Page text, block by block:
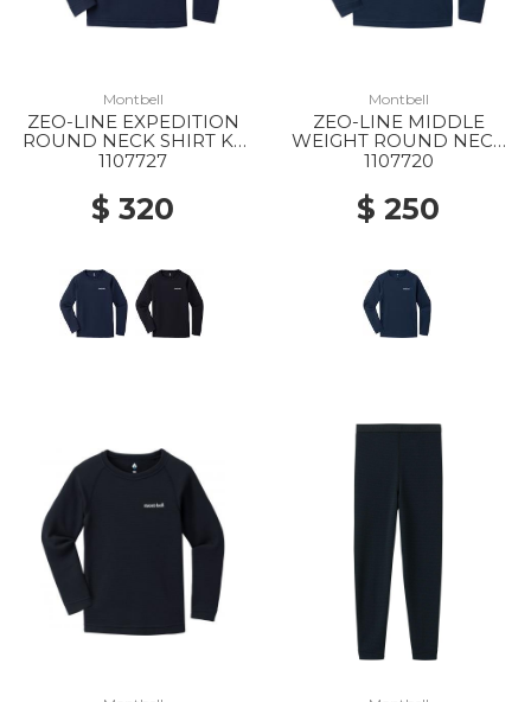
Montbell
ZEO-LINE EXPEDITION
ROUND NECK SHIRT KS
135-150 NV
1107727
$ 320
Montbell
ZEO-LINE MIDDLE
WEIGHT ROUND NECK
SHIRT KS 135-150 NV
1107720
$ 250